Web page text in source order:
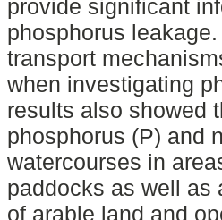
provide significant
phosphorus
transport
when investigating
results also showed
phosphorus (P) and
watercourses in
paddocks as well as
of arable land and